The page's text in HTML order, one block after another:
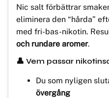
Nic salt förbättrar
eliminera den “hårda”
med fri-bas-nikotin.
och rundare aromer.
👤 Vem passar
Du som nyligen
övergång